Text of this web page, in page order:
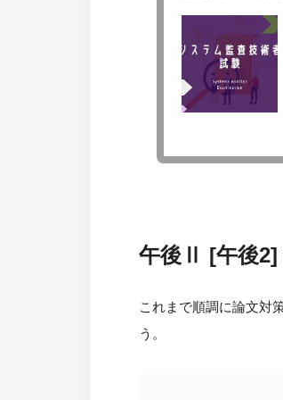
午後Ⅱ [午後2]
これまで順調に論文対
う。